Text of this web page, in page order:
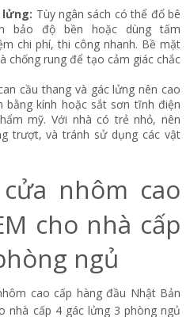
lửng: Tùy ngân sách có thể đổ bê
bảo độ bền hoặc dùng tấm
chi phí, thi công nhanh. Bề mặt
chống rung để tạo cảm giác chắc
cầu thang và gác lửng nên cao
bằng kính hoặc sắt sơn tĩnh điện
mỹ. Với nhà có trẻ nhỏ, nên
trượt, và tránh sử dụng các vật
nhôm cao
cho nhà cấp
ngủ
cao cấp hàng đầu Nhật Bản
nhà cấp 4 gác lửng 3 phòng ngủ